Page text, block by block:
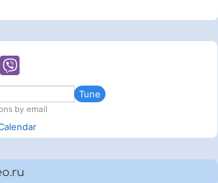
Tune
by email